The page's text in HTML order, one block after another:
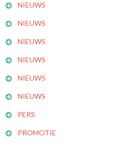
NIEUWS
NIEUWS
NIEUWS
NIEUWS
NIEUWS
NIEUWS
PERS
PROMOTIE